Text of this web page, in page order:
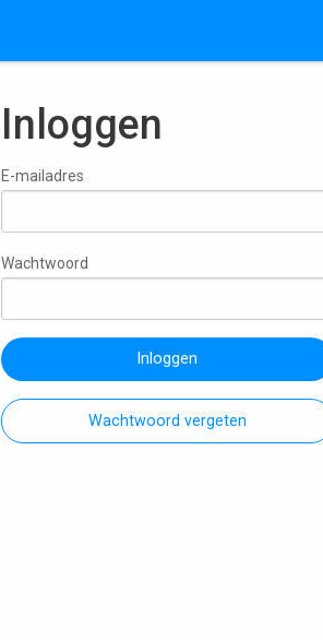
Inloggen
E-mailadres
Wachtwoord
Inloggen
Wachtwoord vergeten